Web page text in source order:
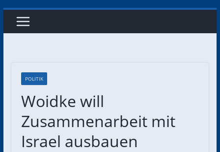
POLITIK
Woidke will
Zusammenarbeit mit
Israel ausbauen